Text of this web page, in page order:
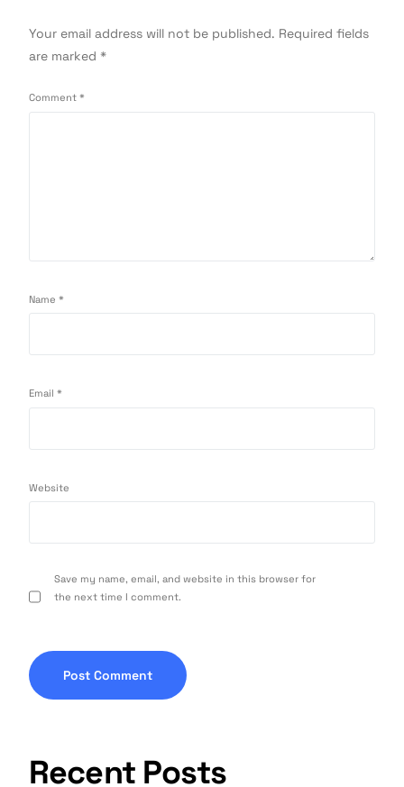
Your email address will not be published. Required fields
are marked*
Comment*
Name*
Email*
Website
Save my name, email, and website in this browser for
the next time I comment.
Recent Posts